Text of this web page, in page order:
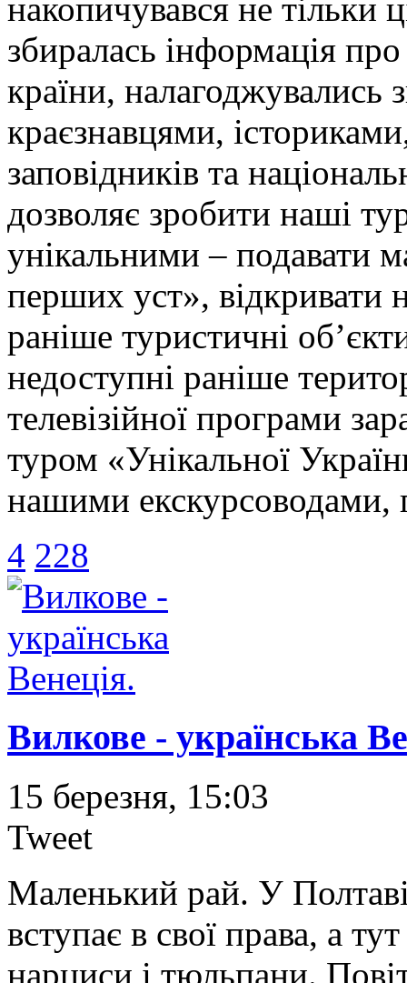
накопичувався не тільки
збиралась інформація
країни, налагоджувались
краєзнавцями,
заповідників та
дозволяє зробити наші
унікальними – подавати
перших уст», відкривати
раніше туристичні
недоступні раніше
телевізійної програми
туром «Унікальної
нашими екскурсоводами,
4 228
Вилкове - українська
15 березня, 15:03
Tweet
Маленький рай. У
вступає в свої права, а
нарциси і тюльпани.